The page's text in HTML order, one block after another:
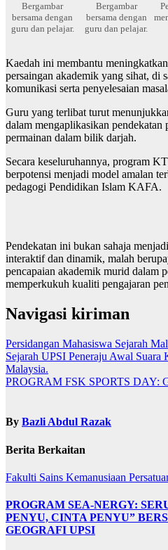
Bergambar
bersama dengan
guru dan pelajar.
Bergambar
bersama dengan
guru dan pelajar.
Kaedah ini membantu
persaingan akademik yang sihat, di
komunikasi serta penyelesaian
Guru yang terlibat turut
dalam mengaplikasikan pendekatan
permainan dalam bilik darjah.
Secara keseluruhannya, program
berpotensi menjadi model amalan
pedagogi Pendidikan Islam KAFA.
Pendekatan ini bukan sahaja
interaktif dan dinamik, malah
pencapaian akademik murid dalam
memperkukuh kualiti pengajaran
Navigasi kiriman
Persidangan Mahasiswa Sejarah
Sejarah UPSI Peneraju Awal Suara
Malaysia.
PROGRAM FSK SPORTS DAY:
By Bazli Abdul Razak
Berita Berkaitan
Fakulti Sains Kemanusiaan
PROGRAM SEA-NERGY:
PENYU, CINTA PENYU”
GEOGRAFI UPSI